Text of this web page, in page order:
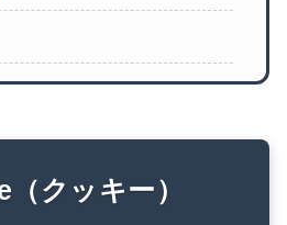
クッキー）